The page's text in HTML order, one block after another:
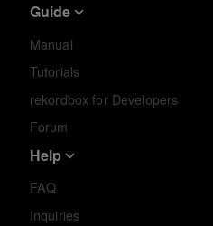
Guide
Manual
Tutorials
rekordbox for Developers
Forum
Help
FAQ
Inquiries